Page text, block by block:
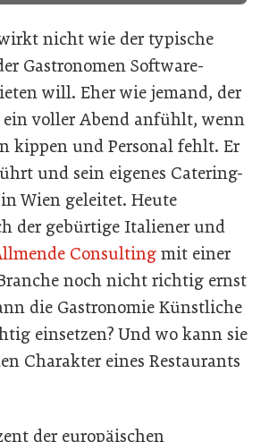
nicht wie der typische
Gastronomen Software-
will. Eher wie jemand, der
voller Abend anfühlt, wenn
kippen und Personal fehlt. Er
und sein eigenes Catering-
Wien geleitet. Heute
der gebürtige Italiener und
Consulting mit einer
noch nicht richtig ernst
die Gastronomie Künstliche
einsetzen? Und wo kann sie
Charakter eines Restaurants
der europäischen